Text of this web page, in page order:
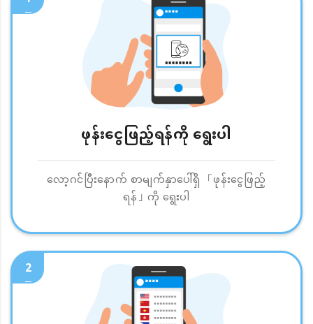
ဖုန်းငွေဖြည့်ရန်ကို ရွေးပါ
လော့ဂင်ပြီးနောက် စာမျက်နှာပေါ်ရှိ 「ဖုန်းငွေဖြည့်
ရန်」ကို ရွေးပါ
2